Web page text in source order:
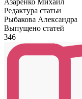
Редактура статьи
Рыбакова Александра
Выпущено статей
346